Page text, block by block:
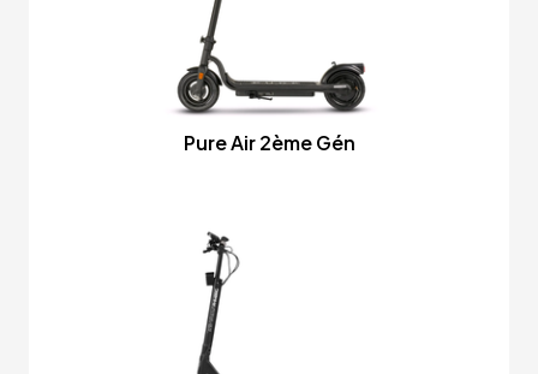
Pure Air 2ème Gén